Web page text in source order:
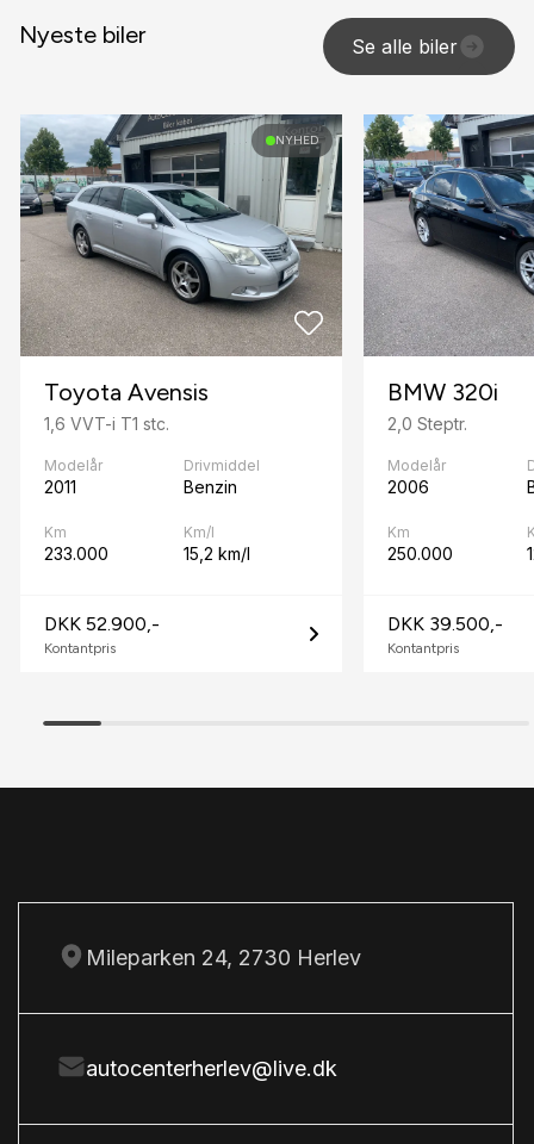
E
El-ruder x4
El-spejle
F
Fartpilot
Fuldautomatisk klimaanlæg
H
I
Isofix
Læderrat
Navigation
Nyeste biler Se alle biler
NYHED
Toyota Avensis
1,6 VVT-i T1 stc.
Modelår
2011
Drivmiddel
Benzin
Km
233.000
Km/l
15,2 km/l
DKK 52.900,-
Kontantpris
BMW 320i
2,0 Steptr.
Modelår
2006
Km
250.000
DKK 39.500,-
Kontantpris
Mileparken 24, 2730 Herlev
autocenterherlev@live.dk